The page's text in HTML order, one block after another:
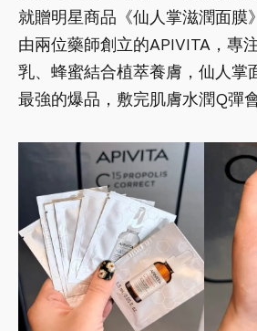
就贈明星商品《仙人掌滋潤面膜
由兩位藥師創立的APIVITA，專
乳、蜂蜜結合植萃養膚，仙人掌
最強的爆品，敷完肌膚水潤Q彈